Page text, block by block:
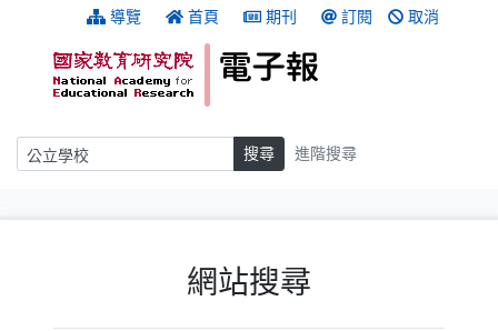
跳到主要內容 導覽 首頁 期刊 訂閱 取消
搜尋 搜尋 進階搜尋
網站搜尋